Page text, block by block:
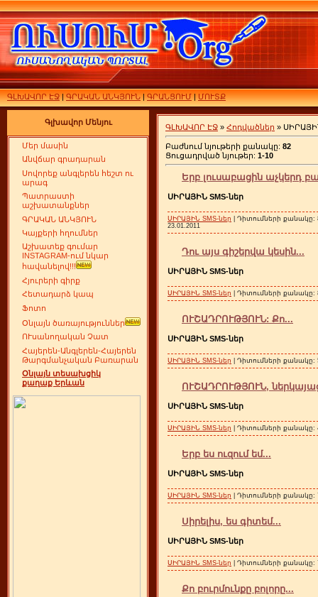
ԳԼԽԱՎՈՐ ԷՋ|ԳՐԱԿԱՆ ԱՆԿՅՈՒՆ|ԳՐԱՆՑՈՒՄ|ՄՈՒՏՔ
Գլխավոր Մենյու
Մեր մասին
Անվճար գրադարան
Սովորեք անգլերեն հեշտ ու
արագ
Պատրաստի
աշխատանքներ
ԳՐԱԿԱՆ ԱՆԿՅՈՒՆ
Կայքերի հղումներ
Աշխատեք գումար
INSTAGRAM-ում նկար
հավանելով!!!
Հյուրերի գիրք
Հետադարձ կապ
Ֆոտո
Օնլայն ծառայություններ
ՈՒսանողական Չատ
Հայերեն-Անգլերեն-Հայերեն
Թարգմանչական Բառարան
Օնլայն տեսախցիկ
քաղաք Երևան
ԳԼԽԱՎՈՐ ԷՋ » Հոդվածներ »
Բաժնում նյութերի քանակը: 82
Ցուցադրված նյութեր: 1-10
Երբ լուսաբացին աչկերդ
ՍԻՐԱՅԻՆ SMS-ներ
ՍԻՐԱՅԻՆ SMS-ներ | Դիտումների քանակը:
23.01.2011
Դու այս գիշերվա կեսին...
ՍԻՐԱՅԻՆ SMS-ներ
ՍԻՐԱՅԻՆ SMS-ներ | Դիտումների քանակը:
ՈՒՇԱԴՐՈՒԹՅՈՒՆ: Քո...
ՍԻՐԱՅԻՆ SMS-ներ
ՍԻՐԱՅԻՆ SMS-ներ | Դիտումների քանակը:
ՈՒՇԱԴՐՈՒԹՅՈՒՆ,
ՍԻՐԱՅԻՆ SMS-ներ
ՍԻՐԱՅԻՆ SMS-ներ | Դիտումների քանակը:
Երբ ես ուզում եմ...
ՍԻՐԱՅԻՆ SMS-ներ
ՍԻՐԱՅԻՆ SMS-ներ | Դիտումների քանակը:
Սիրելիս, ես գիտեմ...
ՍԻՐԱՅԻՆ SMS-ներ
ՍԻՐԱՅԻՆ SMS-ներ | Դիտումների քանակը:
Քո բուրմունքը բոլորը...